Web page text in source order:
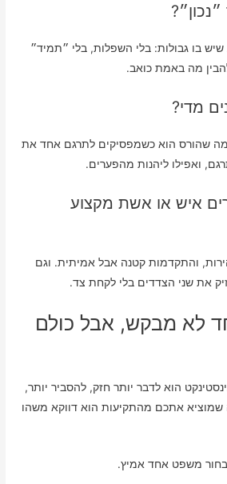
בו גבולות: בלי השפלות, בלי ״תמיד״
מה באמת כואב.
מדי?
מה שהורס הוא כשמפסיקים לתרגם אחד את
ואפילו ליהנות מהפערים.
איש או אשת מקצוע
והתקדמות קטנה אבל אמיתית. וגם
את שני הצדדים בלי לקחת צד.
לא מבקש, אבל כולם
הוא לדבר יותר חזק, להסביר יותר,
שמוציא אתכם מהתקיעות הוא דווקא משהו
משפט אחד אמיץ.